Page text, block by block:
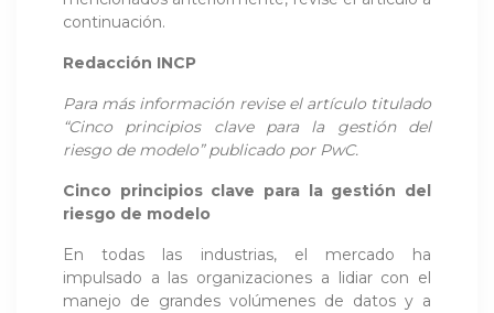
continuación.
Redacción INCP
Para más información revise el artículo titulado
“Cinco principios clave para la gestión del
riesgo de modelo” publicado por PwC.
Cinco principios clave para la gestión del
riesgo de modelo
En todas las industrias, el mercado ha
impulsado a las organizaciones a lidiar con el
manejo de grandes volúmenes de datos y a